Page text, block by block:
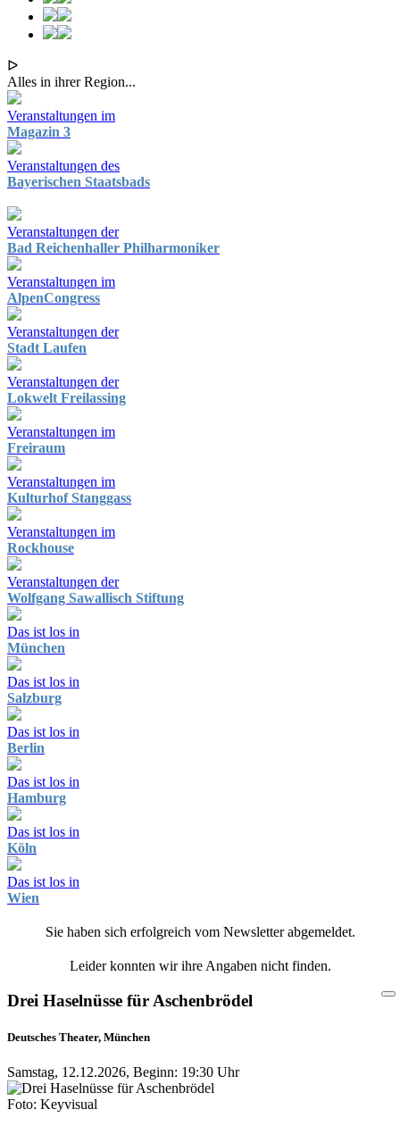
ᐅ
Alles in ihrer Region...
Veranstaltungen im
Magazin 3
Veranstaltungen des
Bayerischen Staatsbads
Veranstaltungen der
Bad Reichenhaller Philharmoniker
Veranstaltungen im
AlpenCongress
Veranstaltungen der
Stadt Laufen
Veranstaltungen der
Lokwelt Freilassing
Veranstaltungen im
Freiraum
Veranstaltungen im
Kulturhof Stanggass
Veranstaltungen im
Rockhouse
Veranstaltungen der
Wolfgang Sawallisch Stiftung
Das ist los in
München
Das ist los in
Salzburg
Das ist los in
Berlin
Das ist los in
Hamburg
Das ist los in
Köln
Das ist los in
Wien
Sie haben sich erfolgreich vom Newsletter abgemeldet.
Leider konnten wir ihre Angaben nicht finden.
Drei Haselnüsse für Aschenbrödel
Deutsches Theater, München
Samstag, 12.12.2026, Beginn: 19:30 Uhr
Foto: Keyvisual